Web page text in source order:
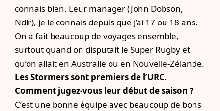
connais bien. Leur manager (John Dobson,
Ndlr), je le connais depuis que j’ai 17 ou 18 ans.
On a fait beaucoup de voyages ensemble,
surtout quand on disputait le Super Rugby et
qu’on allait en Australie ou en Nouvelle-Zélande.
Les Stormers sont premiers de l’URC.
Comment jugez-vous leur début de saison ?
C’est une bonne équipe avec beaucoup de bons